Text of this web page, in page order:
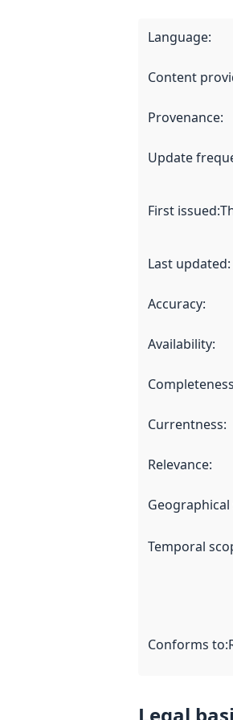
Language:
Content
Provenance:
Update
First issued:
Last updated:
Accuracy:
Availability:
Completeness
Currentness:
Relevance:
Geographical
Temporal
Conforms to:
Legal